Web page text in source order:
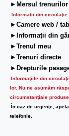
►Mersul trenurilor
Informatii din circulaţie
►Camere web /
►Informaţii din
►Trenul meu
►Trenuri directe
►Drepturile
Informaţiile din
lor. Nu ne asumăm
circumstanțiale
În caz de urgenţe,
telefonie.